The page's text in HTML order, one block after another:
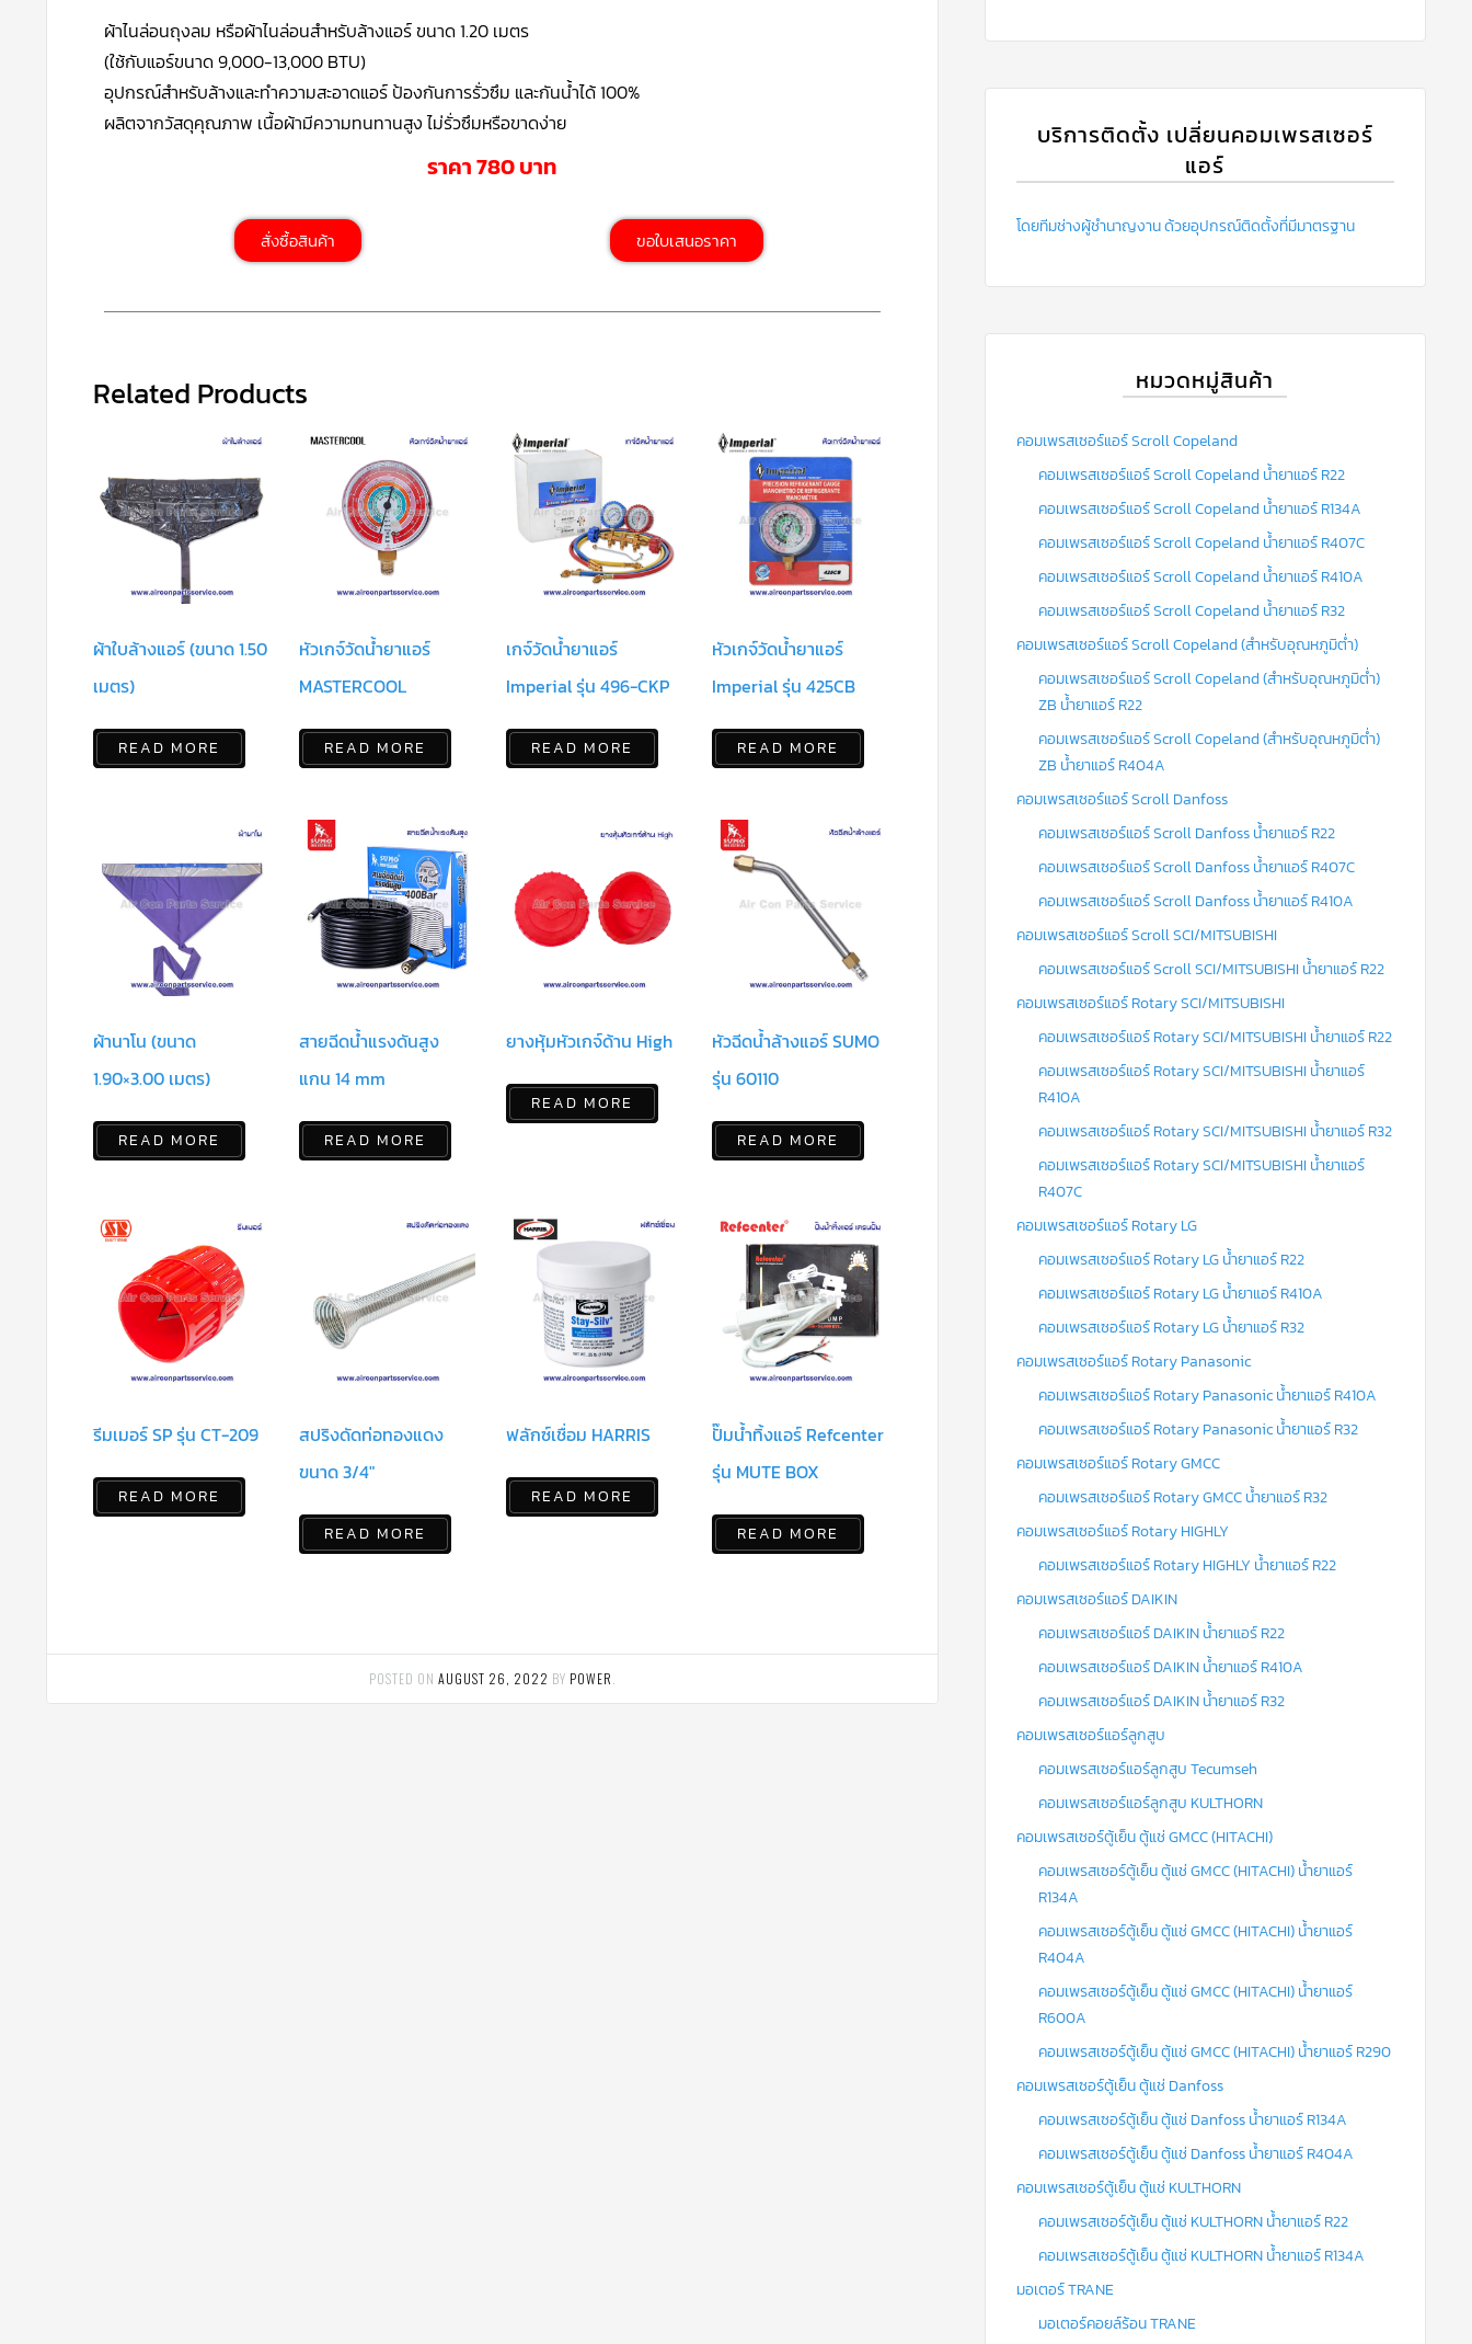
ผ้าไนล่อนถุงลม หรือผ้าไนล่อนสำหรับล้างแอร์ ขนาด 1.20 เมตร
(ใช้กับแอร์ขนาด 9,000-13,000 BTU)
อุปกรณ์สำหรับล้างและทำความสะอาดแอร์ ป้องกันการรั่วซึม และกันน้ำได้ 100%
ผลิตจากวัสดุคุณภาพ เนื้อผ้ามีความทนทานสูง ไม่รั่วซึมหรือขาดง่าย
ราคา 780 บาท
สั่งซื้อสินค้า ขอใบเสนอราคา
Related Products
ผ้าใบล้างแอร์ (ขนาด 1.50
เมตร)
READ MORE
หัวเกจ์วัดน้ำยาแอร์
MASTERCOOL
READ MORE
เกจ์วัดน้ำยาแอร์
Imperial รุ่น 496-CKP
READ MORE
หัวเกจ์วัดน้ำยาแอร์
Imperial รุ่น 425CB
READ MORE
ผ้านาโน (ขนาด
1.90×3.00 เมตร)
READ MORE
สายฉีดน้ำแรงดันสูง
แกน 14 mm
READ MORE
ยางหุ้มหัวเกจ์ด้าน High
READ MORE
หัวฉีดน้ำล้างแอร์ SUMO
รุ่น 60110
READ MORE
รีมเมอร์ SP รุ่น CT-209
READ MORE
สปริงดัดท่อทองแดง
ขนาด 3/4″
READ MORE
ฟลักซ์เชื่อม HARRIS
READ MORE
ปั๊มน้ำทิ้งแอร์ Refcenter
รุ่น MUTE BOX
READ MORE
POSTED ON AUGUST 26, 2022 BY POWER.
บริการติดตั้ง เปลี่ยนคอมเพรสเซอร์
แอร์
โดยทีมช่างผู้ชำนาญงาน ด้วยอุปกรณ์ติดตั้งที่มีมาตรฐาน
หมวดหมู่สินค้า
คอมเพรสเซอร์แอร์ Scroll Copeland
คอมเพรสเซอร์แอร์ Scroll Copeland น้ำยาแอร์ R22
คอมเพรสเซอร์แอร์ Scroll Copeland น้ำยาแอร์ R134A
คอมเพรสเซอร์แอร์ Scroll Copeland น้ำยาแอร์ R407C
คอมเพรสเซอร์แอร์ Scroll Copeland น้ำยาแอร์ R410A
คอมเพรสเซอร์แอร์ Scroll Copeland น้ำยาแอร์ R32
คอมเพรสเซอร์แอร์ Scroll Copeland (สำหรับอุณหภูมิต่ำ)
คอมเพรสเซอร์แอร์ Scroll Copeland (สำหรับอุณหภูมิต่ำ)
ZB น้ำยาแอร์ R22
คอมเพรสเซอร์แอร์ Scroll Copeland (สำหรับอุณหภูมิต่ำ)
ZB น้ำยาแอร์ R404A
คอมเพรสเซอร์แอร์ Scroll Danfoss
คอมเพรสเซอร์แอร์ Scroll Danfoss น้ำยาแอร์ R22
คอมเพรสเซอร์แอร์ Scroll Danfoss น้ำยาแอร์ R407C
คอมเพรสเซอร์แอร์ Scroll Danfoss น้ำยาแอร์ R410A
คอมเพรสเซอร์แอร์ Scroll SCI/MITSUBISHI
คอมเพรสเซอร์แอร์ Scroll SCI/MITSUBISHI น้ำยาแอร์ R22
คอมเพรสเซอร์แอร์ Rotary SCI/MITSUBISHI
คอมเพรสเซอร์แอร์ Rotary SCI/MITSUBISHI น้ำยาแอร์ R22
คอมเพรสเซอร์แอร์ Rotary SCI/MITSUBISHI น้ำยาแอร์
R410A
คอมเพรสเซอร์แอร์ Rotary SCI/MITSUBISHI น้ำยาแอร์ R32
คอมเพรสเซอร์แอร์ Rotary SCI/MITSUBISHI น้ำยาแอร์
R407C
คอมเพรสเซอร์แอร์ Rotary LG
คอมเพรสเซอร์แอร์ Rotary LG น้ำยาแอร์ R22
คอมเพรสเซอร์แอร์ Rotary LG น้ำยาแอร์ R410A
คอมเพรสเซอร์แอร์ Rotary LG น้ำยาแอร์ R32
คอมเพรสเซอร์แอร์ Rotary Panasonic
คอมเพรสเซอร์แอร์ Rotary Panasonic น้ำยาแอร์ R410A
คอมเพรสเซอร์แอร์ Rotary Panasonic น้ำยาแอร์ R32
คอมเพรสเซอร์แอร์ Rotary GMCC
คอมเพรสเซอร์แอร์ Rotary GMCC น้ำยาแอร์ R32
คอมเพรสเซอร์แอร์ Rotary HIGHLY
คอมเพรสเซอร์แอร์ Rotary HIGHLY น้ำยาแอร์ R22
คอมเพรสเซอร์แอร์ DAIKIN
คอมเพรสเซอร์แอร์ DAIKIN น้ำยาแอร์ R22
คอมเพรสเซอร์แอร์ DAIKIN น้ำยาแอร์ R410A
คอมเพรสเซอร์แอร์ DAIKIN น้ำยาแอร์ R32
คอมเพรสเซอร์แอร์ลูกสูบ
คอมเพรสเซอร์แอร์ลูกสูบ Tecumseh
คอมเพรสเซอร์แอร์ลูกสูบ KULTHORN
คอมเพรสเซอร์ตู้เย็น ตู้แช่ GMCC (HITACHI)
คอมเพรสเซอร์ตู้เย็น ตู้แช่ GMCC (HITACHI) น้ำยาแอร์
R134A
คอมเพรสเซอร์ตู้เย็น ตู้แช่ GMCC (HITACHI) น้ำยาแอร์
R404A
คอมเพรสเซอร์ตู้เย็น ตู้แช่ GMCC (HITACHI) น้ำยาแอร์
R600A
คอมเพรสเซอร์ตู้เย็น ตู้แช่ GMCC (HITACHI) น้ำยาแอร์ R290
คอมเพรสเซอร์ตู้เย็น ตู้แช่ Danfoss
คอมเพรสเซอร์ตู้เย็น ตู้แช่ Danfoss น้ำยาแอร์ R134A
คอมเพรสเซอร์ตู้เย็น ตู้แช่ Danfoss น้ำยาแอร์ R404A
คอมเพรสเซอร์ตู้เย็น ตู้แช่ KULTHORN
คอมเพรสเซอร์ตู้เย็น ตู้แช่ KULTHORN น้ำยาแอร์ R22
คอมเพรสเซอร์ตู้เย็น ตู้แช่ KULTHORN น้ำยาแอร์ R134A
มอเตอร์ TRANE
มอเตอร์คอยล์ร้อน TRANE